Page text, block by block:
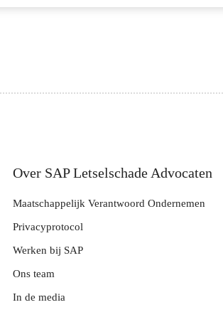
Over SAP Letselschade Advocaten
Maatschappelijk Verantwoord Ondernemen
Privacyprotocol
Werken bij SAP
Ons team
In de media